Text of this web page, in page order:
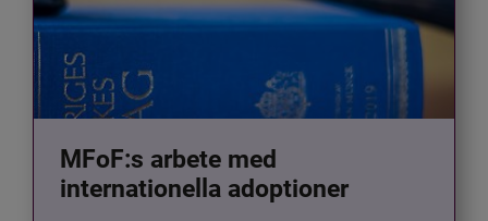
MFoF:s arbete med
internationella adoptioner